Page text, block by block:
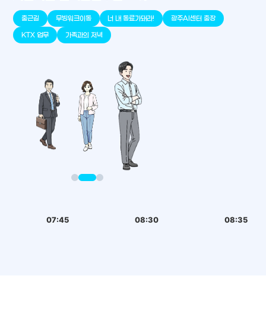
천안
세종
판교 오송
대덕 원주
출근길 무빙워크이동 너 내 동료가돼라! 광주AI센터 출장
KTX 업무 가족과의 저녁
07:45 08:30 08:35